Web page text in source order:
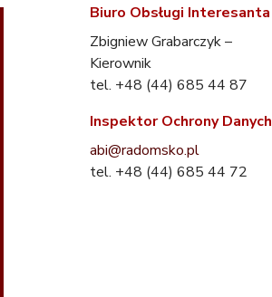
Biuro Obsługi Interesanta
Zbigniew Grabarczyk –
Kierownik
tel. +48 (44) 685 44 87
Inspektor Ochrony Danych
abi@radomsko.pl
tel. +48 (44) 685 44 72